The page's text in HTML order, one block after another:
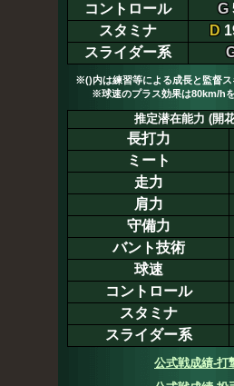
コントロール
G
スタミナ
D
スライダー系
※()内は練習等による成長と監督ス
※球速のプラス効果は80km/hを
推定潜在能力 (開
長打力
ミート
走力
肩力
守備力
バント技術
球速
コントロール
スタミナ
スライダー系
公式戦成績-打